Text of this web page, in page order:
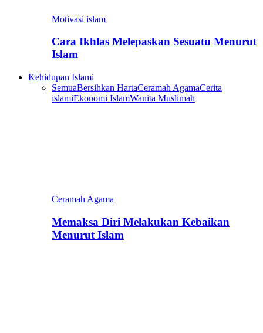
Motivasi islam
Cara Ikhlas Melepaskan Sesuatu Menurut
Islam
Kehidupan Islami
SemuaBersihkan HartaCeramah AgamaCerita
islamiEkonomi IslamWanita Muslimah
Ceramah Agama
Memaksa Diri Melakukan Kebaikan
Menurut Islam